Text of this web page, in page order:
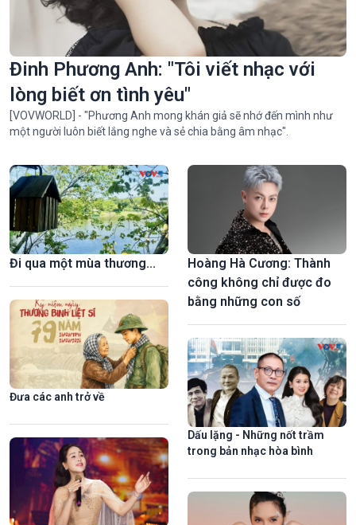
“Ngọc Nữ Trời Nam”- bộ sưu tập thời trang ấn tượng của NTK
trẻ Đỗ Quang Trường
Giới thiệu bộ sách “Fidel Castro Ruz – Obras Escogidas” tại
Việt Nam nhân kỷ niệm 100 năm ngày sinh Fidel Castro
Vẻ đẹp độc đáo của nhà thờ đá đậm bản sắc Tây Nguyên
Đinh Phương Anh: "Tôi viết nhạc với
lòng biết ơn tình yêu"
[VOVWORLD] - "Phương Anh mong khán giả sẽ nhớ đến mình như
một người luôn biết lắng nghe và sẻ chia bằng âm nhạc".
Đi qua một mùa thương...
Đưa các anh trở về
Hoàng Hà Cương: Thành
công không chỉ được đo
bằng những con số
Dấu lặng - Những nốt trầm
trong bản nhạc hòa bình